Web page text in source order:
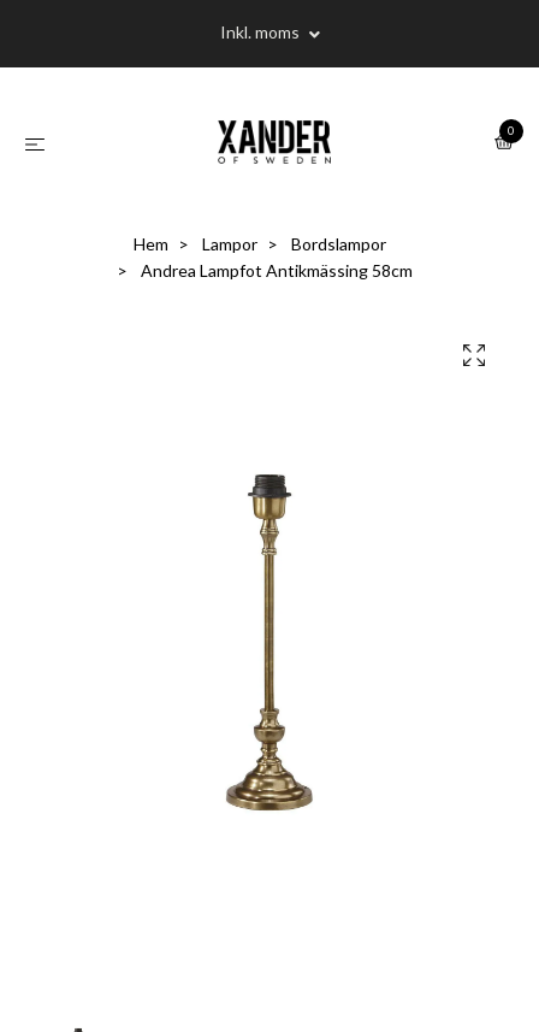
Inkl. moms
0
Hem Lampor
Bordslampor
Andrea Lampfot Antikmässing 58cm